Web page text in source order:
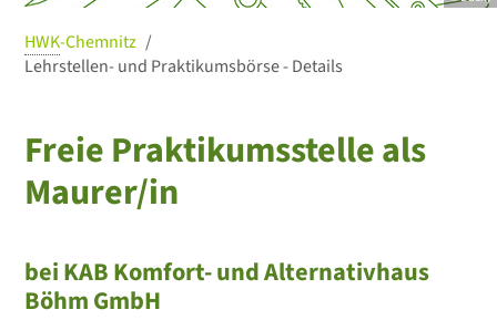
HWK-Chemnitz
Lehrstellen- und Praktikumsbörse - Details
Freie Praktikumsstelle als
Maurer/in
bei KAB Komfort- und Alternativhaus
Böhm GmbH